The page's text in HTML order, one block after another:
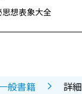
想表象大全
般書籍 詳細